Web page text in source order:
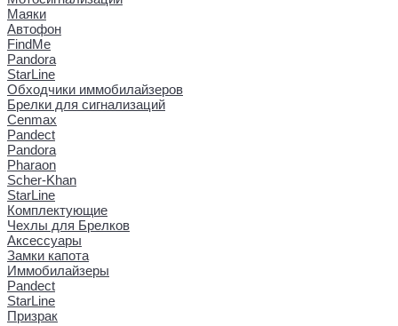
Маяки
Автофон
FindMe
Pandora
StarLine
Обходчики иммобилайзеров
Брелки для сигнализаций
Cenmax
Pandect
Pandora
Pharaon
Scher-Khan
StarLine
Комплектующие
Чехлы для Брелков
Аксессуары
Замки капота
Иммобилайзеры
Pandect
StarLine
Призрак